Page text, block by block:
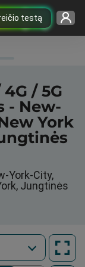
testą
/ 5G
- New-
York
York-City,
Jungtinės